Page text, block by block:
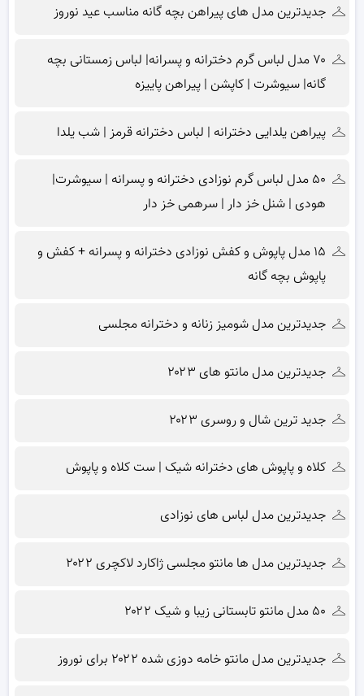
جدیدترین مدل های پیراهن بچه گانه مناسب عید نوروز
۷۰ مدل لباس گرم دخترانه و پسرانه| لباس زمستانی بچه
گانه| سیوشرت | کاپشن | پیراهن پاییزه
پیراهن یلدایی دخترانه | لباس دخترانه قرمز | شب یلدا
۵۰ مدل لباس گرم نوزادی دخترانه و پسرانه | سیوشرت|
هودی | شنل خز دار | سرهمی خز دار
۱۵ مدل پاپوش و کفش نوزادی دخترانه و پسرانه + کفش و
پاپوش بچه گانه
جدیدترین مدل شومیز زنانه و دخترانه مجلسی
جدیدترین مدل مانتو های ۲۰۲۳
جدید ترین شال و روسری ۲۰۲۳
کلاه و پاپوش های دخترانه شیک | ست کلاه و پاپوش
جدیدترین مدل لباس های نوزادی
جدیدترین مدل ها مانتو مجلسی ژاکارد لاکچری ۲۰۲۲
۵۰ مدل مانتو تابستانی زیبا و شیک ۲۰۲۲
جدیدترین مدل مانتو خامه دوزی شده ۲۰۲۲ برای نوروز